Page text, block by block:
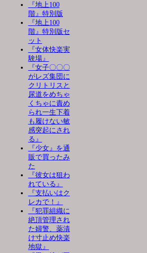
『地上100
階』特別版
『地上100
階』特別版セ
ット
『女体快楽実
験場』
『女子〇〇〇
がレズ集団に
クリトリスと
尿道をめちゃ
くちゃに責め
られ一生下着
も履けない敏
感突起にされ
る』
『少女』を通
販で買ったみ
た
『彼女は狙わ
れている』
『支払いはク
レカで！』
『犯罪組織に
絶頂管理され
た婦警、薬漬
け寸止め快楽
地獄』